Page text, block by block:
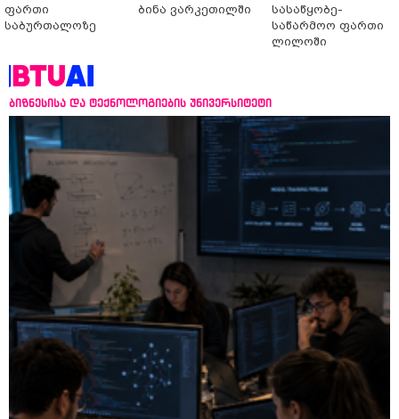
ფართი
საბურთალოზე
ბინა ვარკეთილში
სასაწყობე-
საწარმოო ფართი
ლილოში
ბიზნესისა და ტექნოლოგიების უნივერსიტეტი